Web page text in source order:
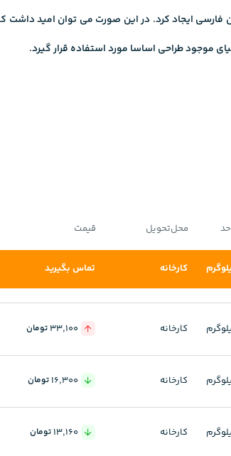
فارسی ایجاد کرد. در این صورت می توان امید داشت
موجود طراحی اساسا مورد استفاده قرار گیرد.
محل‌تحویل قیمت
کارخانه تماس بگیرید
کارخانه 33,100تومان
کارخانه 16,300تومان
کارخانه 13,160تومان